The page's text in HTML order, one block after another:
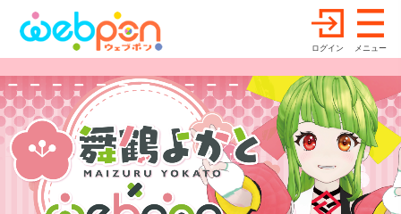
ログイン メニュー